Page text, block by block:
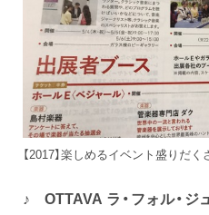
【2017】楽しめるイベント盛りだ
♪ OTTAVA ラ・フォル・ジ